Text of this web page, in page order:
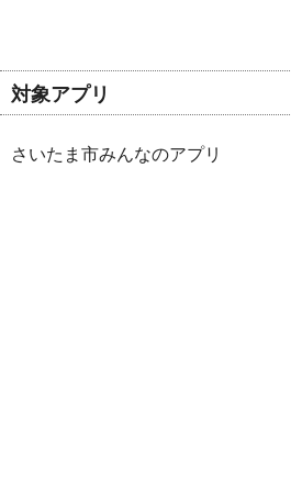
対象アプリ
さいたま市みんなのアプリ